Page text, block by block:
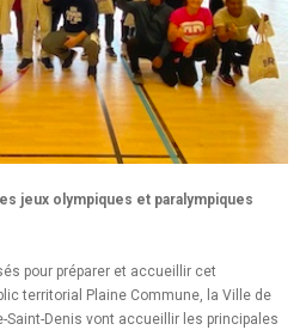
jeux olympiques et paralympiques
pour préparer et accueillir cet
territorial Plaine Commune, la Ville de
Saint-Denis vont accueillir les principales